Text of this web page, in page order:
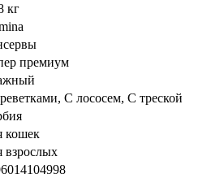
кг
премиум
С лососем, С треской
кошек
взрослых